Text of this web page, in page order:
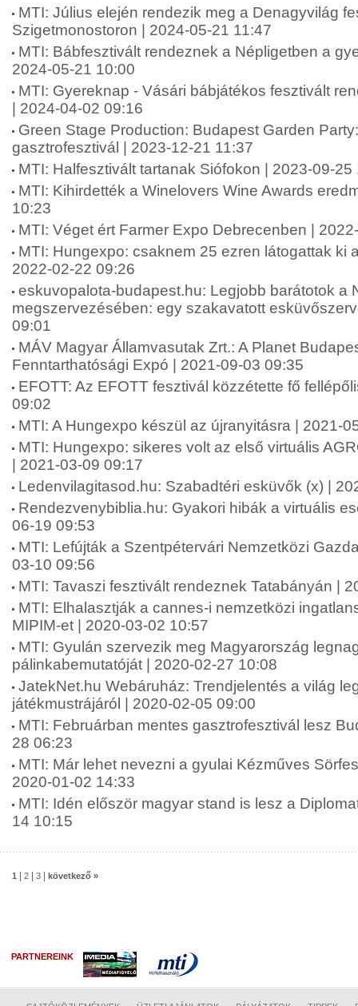
MTI: Július elején rendezik meg a Denagyvilág
Szigetmonostoron | 2024-05-21 11:47
MTI: Bábfesztivált rendeznek a Népligetben a
2024-05-21 10:00
MTI: Gyereknap - Vásári bábjátékos fesztivált
| 2024-04-02 09:16
Green Stage Production: Budapest Garden
gasztrofesztivál | 2023-12-21 11:37
MTI: Halfesztivált tartanak Siófokon | 2023-09-25
MTI: Kihirdették a Winelovers Wine Awards
10:23
MTI: Véget ért Farmer Expo Debrecenben |
MTI: Hungexpo: csaknem 25 ezren látogattak ki
2022-02-22 09:26
eskuvopalota-budapest.hu: Legjobb barátotok a
megszervezésében: egy szakavatott
09:01
MÁV Magyar Államvasutak Zrt.: A Planet
Fenntarthatósági Expó | 2021-09-03 09:35
EFOTT: Az EFOTT fesztivál közzétette fő
09:02
MTI: A Hungexpo készül az újranyitásra | 2021-
MTI: Hungexpo: sikeres volt az első virtuális
| 2021-03-09 09:17
Ledenvilagitasod.hu: Szabadtéri esküvők (x) |
Rendezvenybiblia.hu: Gyakori hibák a virtuális
06-19 09:53
MTI: Lefújták a Szentpétervári Nemzetközi
03-10 09:56
MTI: Tavaszi fesztivált rendeznek Tatabányán |
MTI: Elhalasztják a cannes-i nemzetközi
MIPIM-et | 2020-03-02 10:57
MTI: Gyulán szervezik meg Magyarország
pálinkabemutatóját | 2020-02-27 10:08
JatekNet.hu Webáruház: Trendjelentés a világ
játékmustrájáról | 2020-02-05 09:00
MTI: Februárban mentes gasztrofesztivál lesz
28 06:23
MTI: Már lehet nevezni a gyulai Kézműves
2020-01-02 14:33
MTI: Idén először magyar stand is lesz a
14 10:15
1 2 3 következő »
PARTNEREINK